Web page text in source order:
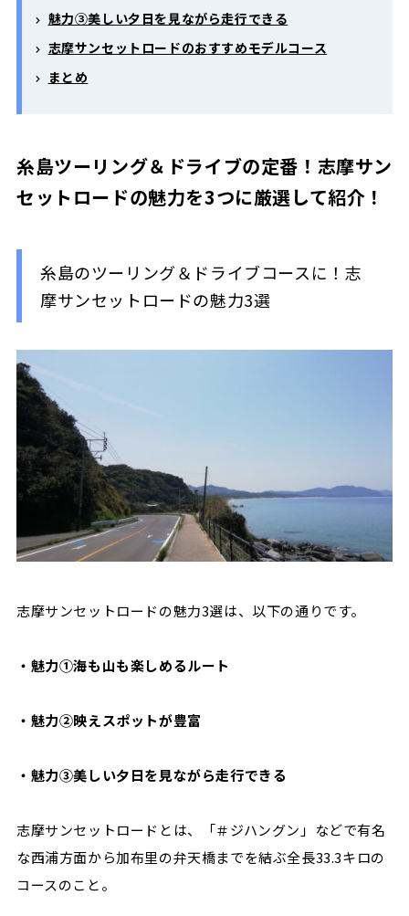
魅力③美しい夕日を見ながら走行できる
志摩サンセットロードのおすすめモデルコース
まとめ
糸島ツーリング＆ドライブの定番！志摩サン
セットロードの魅力を3つに厳選して紹介！
糸島のツーリング＆ドライブコースに！志
摩サンセットロードの魅力3選
志摩サンセットロードの魅力3選は、以下の通りです。
・魅力①海も山も楽しめるルート
・魅力②映えスポットが豊富
・魅力③美しい夕日を見ながら走行できる
志摩サンセットロードとは、 「＃ジハングン」 などで有名
な西浦方面から加布里の弁天橋までを結ぶ全長33.3キロの
コースのこと。